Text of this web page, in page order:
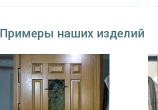
Дополнительно к отделке
Примеры наших изделий